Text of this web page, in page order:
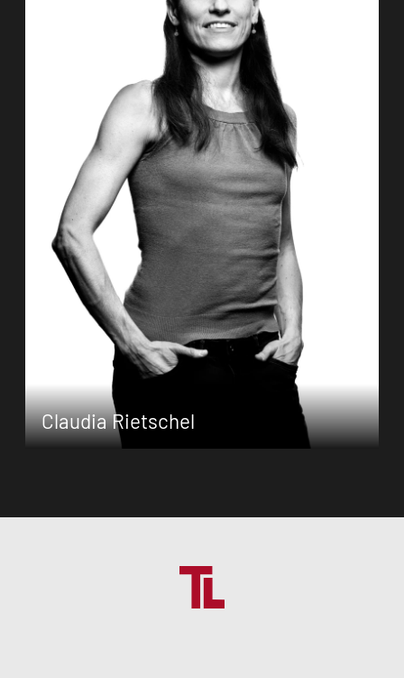
für klassischen spanischen Tanz. Im (…)
Zum Porträt
Claudia Rietschel
der Deutschen Tanzkompanie in Neustrelitz.